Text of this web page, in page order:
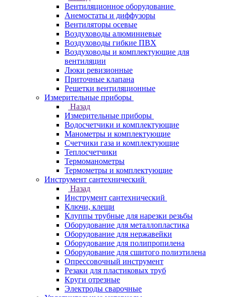
Вентиляционное оборудование
Анемостаты и диффузоры
Вентиляторы осевые
Воздуховоды алюминиевые
Воздуховоды гибкие ПВХ
Воздуховоды и комплектующие для
вентиляции
Люки ревизионные
Приточные клапана
Решетки вентиляционные
Измерительные приборы
Назад
Измерительные приборы
Водосчетчики и комплектующие
Манометры и комплектующие
Счетчики газа и комплектующие
Теплосчетчики
Термоманометры
Термометры и комплектующие
Инструмент сантехнический
Назад
Инструмент сантехнический
Ключи, клещи
Клуппы трубные для нарезки резьбы
Оборудование для металлопластика
Оборудование для нержавейки
Оборудование для полипропилена
Оборудование для сшитого полиэтилена
Опрессовочный инструмент
Резаки для пластиковых труб
Круги отрезные
Электроды сварочные